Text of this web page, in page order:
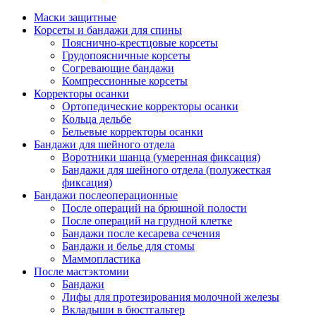
Маски защитные
Корсеты и бандажи для спины
Пояснично-крестцовые корсеты
Грудопоясничные корсеты
Согревающие бандажи
Компрессионные корсеты
Корректоры осанки
Ортопедические корректоры осанки
Кольца дельбе
Бельевые корректоры осанки
Бандажи для шейного отдела
Воротники шанца (умеренная фиксация)
Бандажи для шейного отдела (полужесткая
фиксация)
Бандажи послеоперационные
После операций на брюшной полости
После операций на грудной клетке
Бандажи после кесарева сечения
Бандажи и белье для стомы
Маммопластика
После мастэктомии
Бандажи
Лифы для протезирования молочной железы
Вкладыши в бюстгальтер